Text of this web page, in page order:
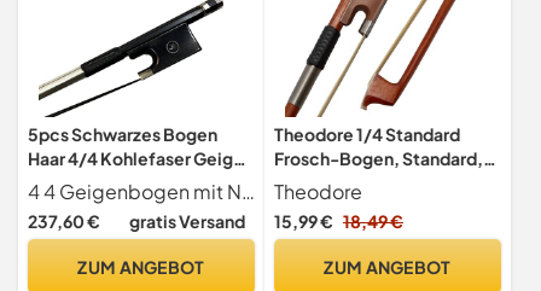
5pcs Schwarzes Bogen
Haar 4/4 Kohlefaser Geige
Bug Schwarzes Carbon
Bogen 4/4violin Bogen
Geigenbogen voller Größe
4 4 Geigenbogen mit Naturalmongolia -Pferdehaar ausgestattet.
237,60 € gratis Versand
ZUM ANGEBOT
Theodore 1/4 Standard
Frosch-Bogen, Standard,
1/4 braun
Theodore
15,99 € 18,49 €
ZUM ANGEBOT